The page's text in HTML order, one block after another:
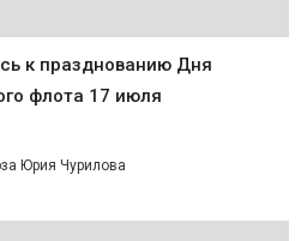
к празднованию Дня
флота 17 июля
Юрия Чурилова